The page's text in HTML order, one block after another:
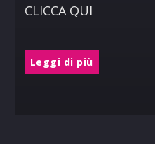
CLICCA QUI
Leggi di più